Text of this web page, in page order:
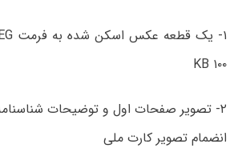
KB ۱۰۰
۲- تصویر صفحات اول و توضیحات
انضمام تصویر کارت ملی